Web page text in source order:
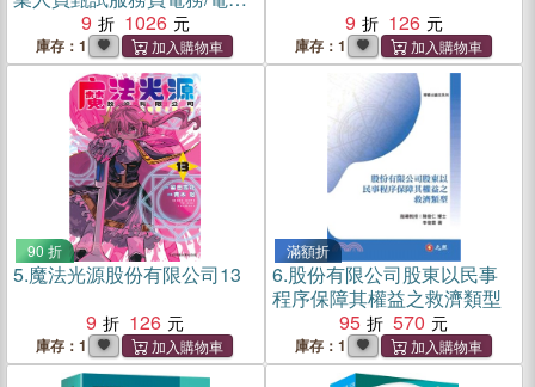
電機課文版套書（共二冊）
9 1026
庫存：1
9
126
庫存：1
90 折
5.魔法光源股份有限公司13
9
126
庫存：1
滿額折
6.股份有限公司股東以民事
程序保障其權益之救濟類型
95
570
庫存：1